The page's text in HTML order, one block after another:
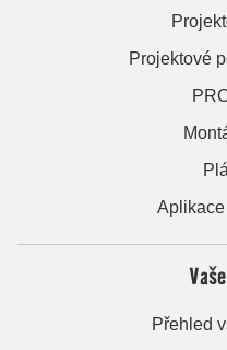
Projektové
Přehled